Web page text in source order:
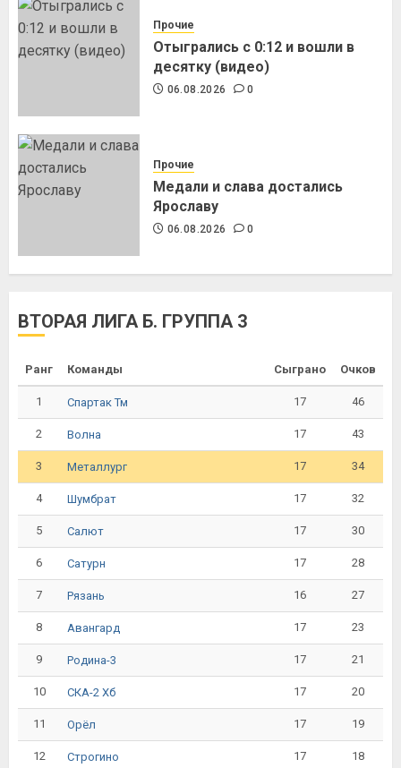
Прочие
Отыгрались с 0:12 и вошли в
десятку (видео)
06.08.2026 0
Прочие
Медали и слава достались
Ярославу
06.08.2026 0
ВТОРАЯ ЛИГА Б. ГРУППА 3
Ранг Команды Сыграно Очков
1 Спартак Тм 17 46
2 Волна 17 43
3 Металлург 17 34
4 Шумбрат 17 32
5 Салют 17 30
6 Сатурн 17 28
7 Рязань 16 27
8 Авангард 17 23
9 Родина-3 17 21
10 СКА-2 Хб 17 20
11 Орёл 17 19
12 Строгино 17 18